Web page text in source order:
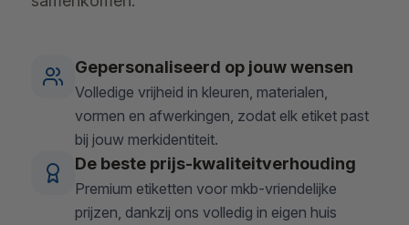
Gepersonaliseerd op jouw wensen
Volledige vrijheid in kleuren, materialen,
vormen en afwerkingen, zodat elk etiket past
bij jouw merkidentiteit.
De beste prijs-kwaliteitverhouding
Premium etiketten voor mkb-vriendelijke
prijzen, dankzij ons volledig in eigen huis